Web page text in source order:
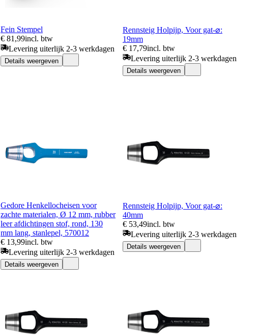
Fein Stempel
€ 81,99incl. btw
Levering uiterlijk 2-3 werkdagen
Details weergeven
Rennsteig Holpijp, Voor gat-⌀:
19mm
€ 17,79incl. btw
Levering uiterlijk 2-3 werkdagen
Details weergeven
Gedore Henkellocheisen voor
zachte materialen, Ø 12 mm, rubber
leer afdichtingen stof, rond, 130
mm lang, stanlepel, 570012
€ 13,99incl. btw
Levering uiterlijk 2-3 werkdagen
Details weergeven
Rennsteig Holpijp, Voor gat-⌀:
40mm
€ 53,49incl. btw
Levering uiterlijk 2-3 werkdagen
Details weergeven